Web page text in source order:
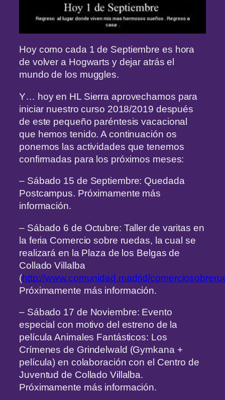
Hoy como cada 1 de Septiembre es hora
de volver a Hogwarts y dejar atrás el
mundo de los muggles.
Y… hoy en HL Sierra aprovechamos para
iniciar nuestro curso 2018/2019 después
de este pequeño paréntesis vacacional
que hemos tenido. A continuación os
ponemos las actividades que tenemos
confirmadas para los próximos meses:
– Sábado 15 de Septiembre: Quedada
Postcampus. Próximamente más
información.
– Sábado 6 de Octubre: Taller de varitas en
la feria Comercio sobre ruedas, la cual se
realizará en la Plaza de los Belgas de
Collado Villalba
(http://www.comunidad.madrid/
Próximamente más información.
– Sábado 17 de Noviembre: Evento
especial con motivo del estreno de la
película Animales Fantásticos: Los
Crímenes de Grindelwald (Gymkana +
película) en colaboración con el Centro de
Juventud de Collado Villalba.
Próximamente más información.